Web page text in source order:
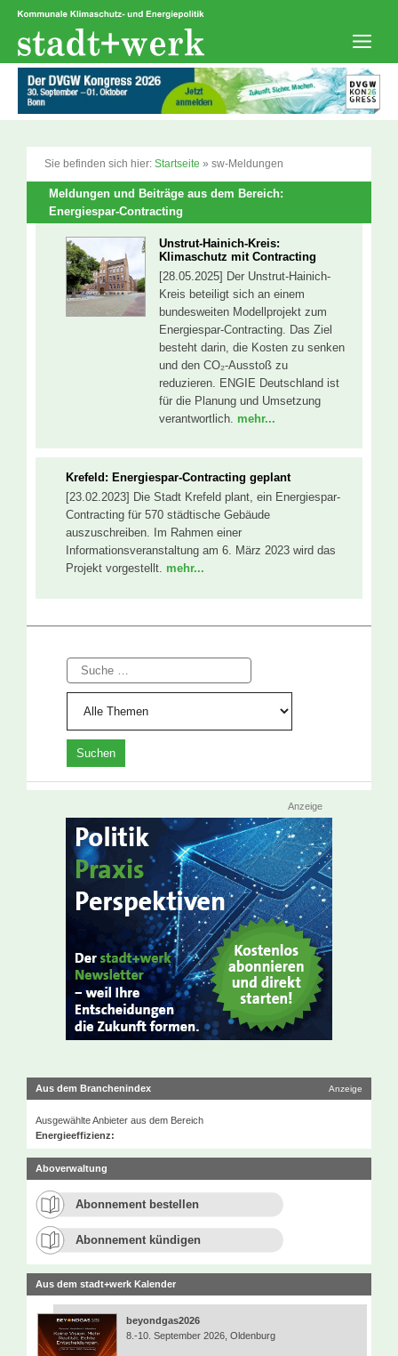
Zum
springen
Sie befinden sich hier: Startseite » sw-Meldungen
Meldungen und Beiträge aus dem Bereich:
Energiespar-Contracting
Unstrut-Hainich-Kreis:
Klimaschutz mit Contracting
[28.05.2025] Der Unstrut-Hainich-
Kreis beteiligt sich an einem
bundesweiten Modellprojekt zum
Energiespar-Contracting. Das Ziel
besteht darin, die Kosten zu senken
und den CO₂-Ausstoß zu
reduzieren. ENGIE Deutschland ist
für die Planung und Umsetzung
verantwortlich. mehr...
Krefeld: Energiespar-Contracting geplant
[23.02.2023] Die Stadt Krefeld plant, ein Energiespar-
Contracting für 570 städtische Gebäude
auszuschreiben. Im Rahmen einer
Informationsveranstaltung am 6. März 2023 wird das
Projekt vorgestellt. mehr...
Suche
Anzeige
Aus dem Branchenindex Anzeige
Ausgewählte Anbieter aus dem Bereich
Energieeffizienz:
Aboverwaltung
Abonnement bestellen
Abonnement kündigen
Aus dem stadt+werk Kalender
beyondgas2026
8.-10. September 2026, Oldenburg